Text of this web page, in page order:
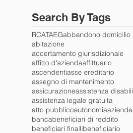
Search By Tags
RCATAEGabbandono domicilio
abitazione
accertamento giurisdizionale
affitto d'aziendaaffittuario
ascendentiasse ereditario
assegno di mantenimento
assicurazioneassistenza disabili
assistenza legale gratuita
atto pubblicoautonomiaazienda
bancabeneficiari di reddito
beneficiari finallibeneficiario